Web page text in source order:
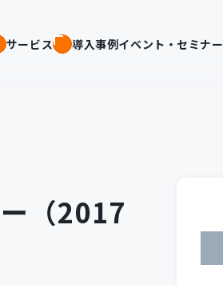
サービス 導入事例イベント・セミナー
（2017